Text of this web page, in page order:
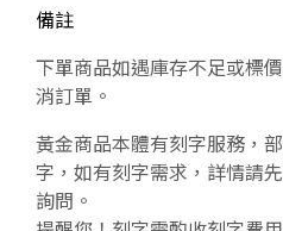
備註
下單商品如遇庫存不足或標
消訂單。
黃金商品本體有刻字服務，
字，如有刻字需求，詳情請
詢問。